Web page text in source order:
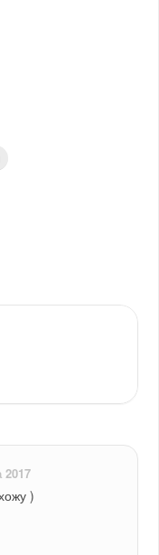
2017
)